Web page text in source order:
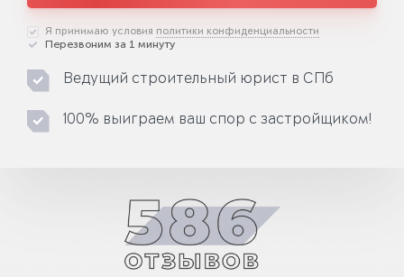
Я принимаю условия политики конфиденциальности
Перезвоним за 1 минуту
Ведущий строительный юрист в СПб
100% выиграем ваш спор с застройщиком!